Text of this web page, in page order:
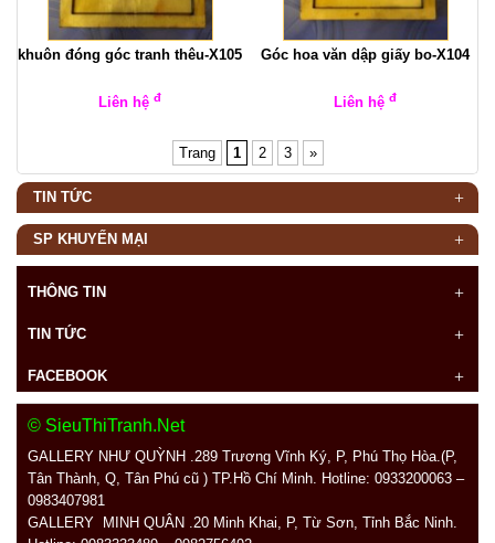
khuôn đóng góc tranh thêu-X105
Liên hệ đ
Góc hoa văn dập giấy bo-X104
Liên hệ đ
Trang 1 2 3 »
TIN TỨC
SP KHUYẾN MẠI
THÔNG TIN
TIN TỨC
FACEBOOK
© SieuThiTranh.Net
GALLERY NHƯ QUỲNH .289 Trương Vĩnh Ký, P, Phú Thọ Hòa.(P,
Tân Thành, Q, Tân Phú cũ ) TP.Hồ Chí Minh. Hotline: 0933200063 –
0983407981
GALLERY MINH QUÂN .20 Minh Khai, P, Từ Sơn, Tỉnh Bắc Ninh.